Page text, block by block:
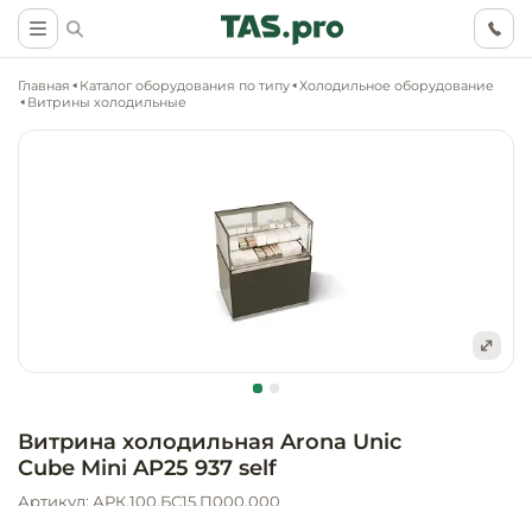
Ритейл (non
объекта
Главная Каталог оборудования по типу Холодильное оборудование
Витрины холодильные
Витрина холодильная Arona Unic
Cube Mini AP25 937 self
Артикул: АРК.100.БС15.П000.000